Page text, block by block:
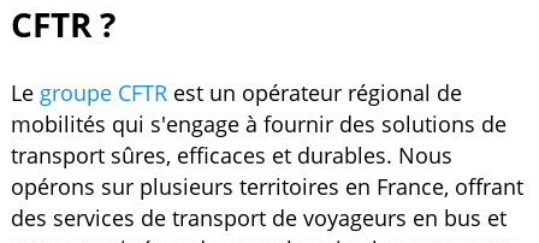
CFTR ?
Le groupe CFTRest un opérateur régional de
mobilités qui s'engage à fournir des solutions de
transport sûres, efficaces et durables. Nous
opérons sur plusieurs territoires en France, offrant
des services de transport de voyageurs en bus et